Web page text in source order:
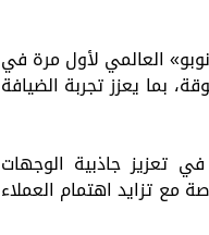
العالمي لأول مرة في
بما يعزز تجربة الضيافة
تعزيز جاذبية الوجهات
مع تزايد اهتمام العملاء